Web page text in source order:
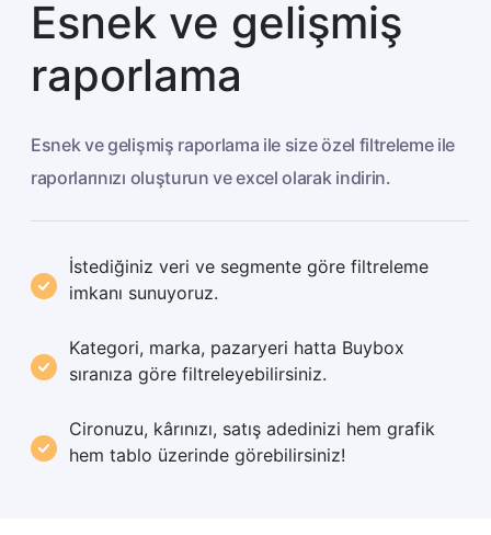
Esnek ve gelişmiş
raporlama
Esnek ve gelişmiş raporlama ile size özel filtreleme ile
raporlarınızı oluşturun ve excel olarak indirin.
İstediğiniz veri ve segmente göre filtreleme
imkanı sunuyoruz.
Kategori, marka, pazaryeri hatta Buybox
sıranıza göre filtreleyebilirsiniz.
Cironuzu, kârınızı, satış adedinizi hem grafik
hem tablo üzerinde görebilirsiniz!